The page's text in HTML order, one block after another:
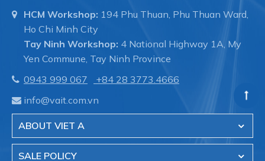
HCM Workshop: 194 Phu Thuan, Phu Thuan Ward,
Ho Chi Minh City
Tay Ninh Workshop: 4 National Highway 1A, My
Yen Commune, Tay Ninh Province
0943 999 067
+84 28 3773.4666
info@vait.com.vn
ABOUT VIET A
SALE POLICY